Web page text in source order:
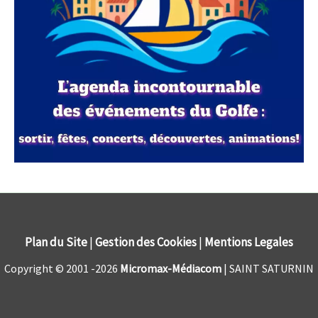
Sécurité routière : vers la suspension du permis de
conduire en cas de téléphone au volant dans le
Puy-de-Dôme
03/08/2026 à 16:23
Comme c'est déjà le cas en Haute-Loire, la préfète du
Puy-de-Dôme va prendre un arrêté pour que les forces
de l'ordre puissent suspendre le permis en cas de
Lire la suite →
niveau du monde agricole", assure Thomas Gibert,
secrétaire national de la Confédération paysanne
06/08/2026 à 10:53
Le gouvernement annonce un plan pour venir en aide
aux agriculteurs victimes des aléas climatiques de cet
été: canicule, sécheresse, incendies. Il comprend
notamment des mesures d'urgence en faveur de…
Litre de gazole à plus de 2,23 euros et au-dessus
Plan du Site| Gestion des Cookies| Mentions Legales
Copyright © 2001 -2026 Micromax-Médiacom | SAINT SATURNIN